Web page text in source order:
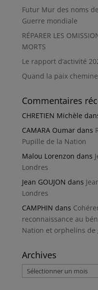
Futur Mur des noms
Guerre mondiale
RÉPARER LES
MORTS
Le rapport d’activité
Quand la paix chemine
Commentaires
CHRETIEN Michèle
CAMARA Oumardans
Pupille de la Nation
Malou Lorenzon dans
Londres
Jean GOUJON dans
Londres
CAMPHIN dans
reconnaissance au
Nation et orphelins de
Archives
Archives